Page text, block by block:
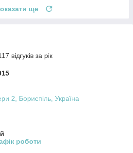
ще
відгуків за рік
2, Бориспіль, Україна
роботи